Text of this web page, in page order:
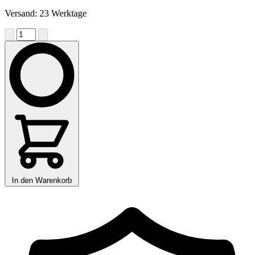
Versand: 23 Werktage
In den Warenkorb